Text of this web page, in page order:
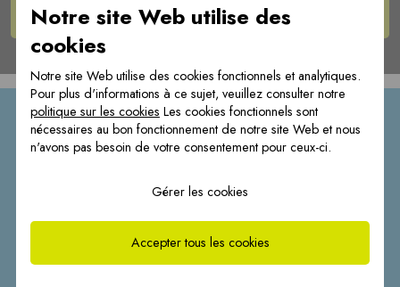
Afficher lesproduits
Notre site Web utilise des
cookies
Notre site Web utilise des cookies fonctionnels et analytiques.
Pour plus d'informations à ce sujet, veuillez consulter notre
politique sur les cookies Les cookies fonctionnels sont
nécessaires au bon fonctionnement de notre site Web et nous
n'avons pas besoin de votre consentement pour ceux-ci.
Gérer les cookies
Accepter tous les cookies